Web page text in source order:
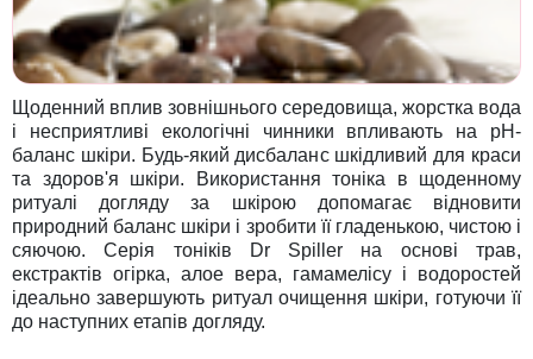
Щоденний вплив зовнішнього середовища, жорстка вода
і несприятливі екологічні чинники впливають на рН-
баланс шкіри. Будь-який дисбаланс шкідливий для краси
та здоров'я шкіри. Використання тоніка в щоденному
ритуалі догляду за шкірою допомагає відновити
природний баланс шкіри і зробити її гладенькою, чистою і
сяючою. Серія тоніків Dr Spiller на основі трав,
екстрактів огірка, алое вера, гамамелісу і водоростей
ідеально завершують ритуал очищення шкіри, готуючи її
до наступних етапів догляду.